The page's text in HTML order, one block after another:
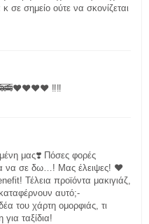
σε σημείο ούτε να σκονίζεται
‼️‼️
μας❣️ Πόσες φορές
να σε δω…! Μας έλειψες! ❤️
Τέλεια προϊόντα μακιγιάζ,
αυτό;-
του χάρτη ομορφιάς, τι
ταξίδια!